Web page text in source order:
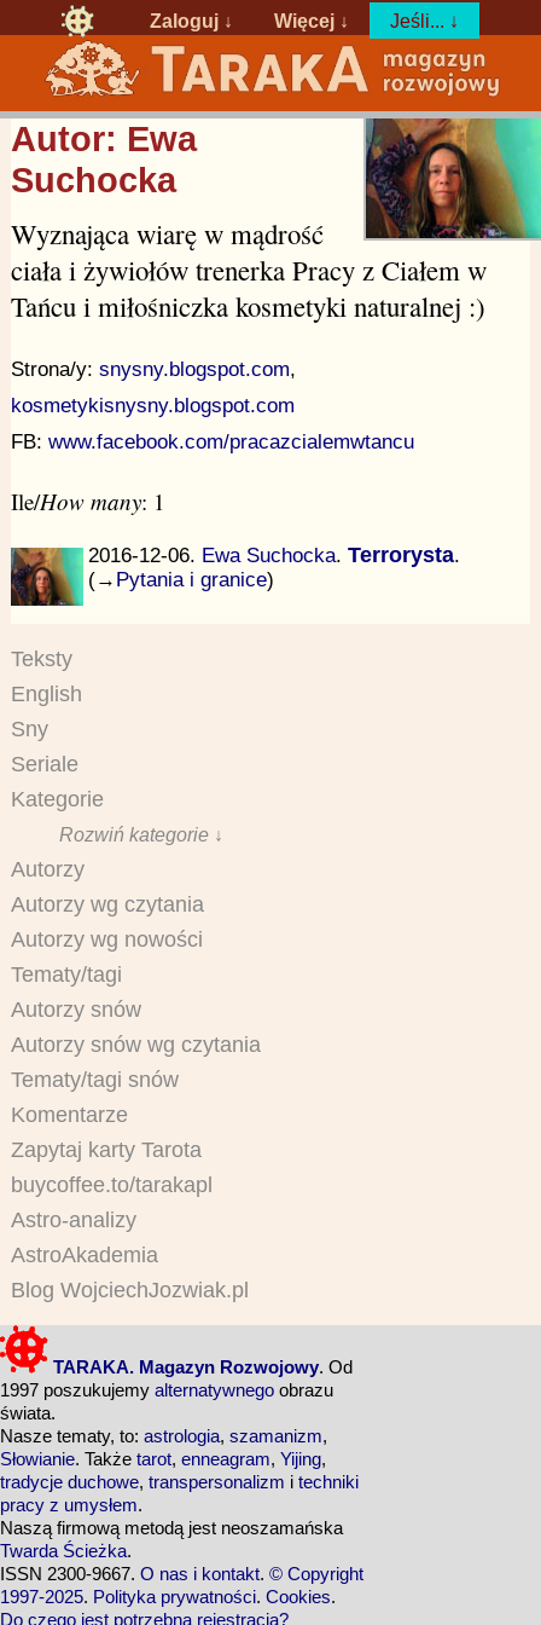
Zaloguj ↓ Więcej ↓ Jeśli... ↓
Autor: Ewa
Suchocka
Wyznająca wiarę w mądrość
ciała i żywiołów trenerka Pracy z Ciałem w
Tańcu i miłośniczka kosmetyki naturalnej :)
Strona/y: snysny.blogspot.com,
kosmetykisnysny.blogspot.com
FB: www.facebook.com/pracazcialemwtancu
Ile/How many: 1
2016-12-06. Ewa Suchocka.Terrorysta.
(→ Pytania i granice)
Teksty
English
Sny
Seriale
Kategorie
Rozwiń kategorie ↓
Autorzy
Autorzy wg czytania
Autorzy wg nowości
Tematy/tagi
Autorzy snów
Autorzy snów wg czytania
Tematy/tagi snów
Komentarze
Zapytaj karty Tarota
buycoffee.to/tarakapl
Astro-analizy
AstroAkademia
Blog WojciechJozwiak.pl
TARAKA. Magazyn Rozwojowy. Od
1997 poszukujemy alternatywnego obrazu
świata.
Nasze tematy, to: astrologia, szamanizm,
Słowianie. Także tarot, enneagram, Yijing,
tradycje duchowe, transpersonalizm i techniki
pracy z umysłem.
Naszą firmową metodą jest neoszamańska
Twarda Ścieżka.
ISSN 2300-9667. O nas i kontakt. © Copyright
1997-2025. Polityka prywatności. Cookies.
Do czego jest potrzebna rejestracja?